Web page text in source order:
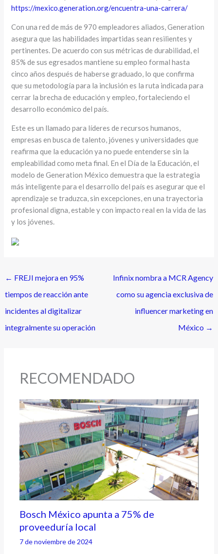
https://mexico.generation.org/encuentra-una-carrera/
Con una red de más de 970 empleadores aliados, Generation
asegura que las habilidades impartidas sean resilientes y
pertinentes. De acuerdo con sus métricas de durabilidad, el
85% de sus egresados mantiene su empleo formal hasta
cinco años después de haberse graduado, lo que confirma
que su metodología para la inclusión es la ruta indicada para
cerrar la brecha de educación y empleo, fortaleciendo el
desarrollo económico del país.
Este es un llamado para líderes de recursos humanos,
empresas en busca de talento, jóvenes y universidades que
reafirma que la educación ya no puede entenderse sin la
empleabilidad como meta final. En el Día de la Educación, el
modelo de Generation México demuestra que la estrategia
más inteligente para el desarrollo del país es asegurar que el
aprendizaje se traduzca, sin excepciones, en una trayectoria
profesional digna, estable y con impacto real en la vida de las
y los jóvenes.
← FREJI mejora en 95%
tiempos de reacción ante
incidentes al digitalizar
integralmente su operación
Infinix nombra a MCR Agency
como su agencia exclusiva de
influencer marketing en
México →
RECOMENDADO
Bosch México apunta a 75% de
proveeduría local
7 de noviembre de 2024